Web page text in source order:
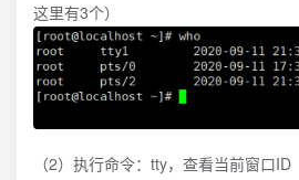
这里有3个）
（2）执行命令：tty，查看当前窗口